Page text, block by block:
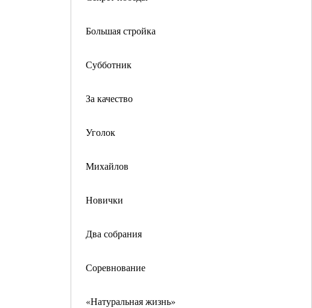
Большая стройка
Субботник
За качество
Уголок
Михайлов
Новички
Два собрания
Соревнование
«Натуральная жизнь»